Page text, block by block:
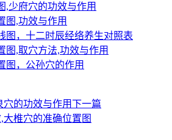
,少府穴的功效与作用
图,功效与作用
图，十二时辰经络养生对照表
图,取穴方法,功效与作用
图，公孙穴的作用
的功效与作用下一篇
椎穴的准确位置图